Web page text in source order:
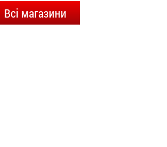
Всі магазини